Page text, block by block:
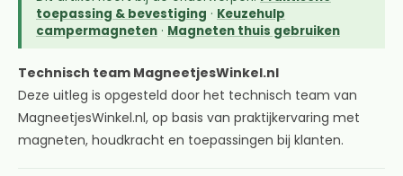
toepassing & bevestiging · Keuzehulp
campermagneten · Magneten thuis gebruiken
Technisch team MagneetjesWinkel.nl
Deze uitleg is opgesteld door het technisch team van
MagneetjesWinkel.nl, op basis van praktijkervaring met
magneten, houdkracht en toepassingen bij klanten.